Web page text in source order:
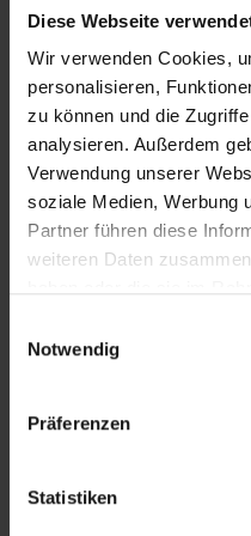
Diese Webseite
Wir verwenden Cookies,
personalisieren,
zu können und die
analysieren. Außerdem
Verwendung unserer
soziale Medien, Werbung
Partner führen diese
weiteren Daten
Notwendig
Präferenzen
Statistiken
TECHNISCHE
UND
TEILNAHME AN
TEILNAHME ÜBER